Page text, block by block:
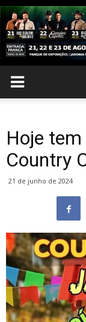
Hoje
Country
21 de junho de 2024